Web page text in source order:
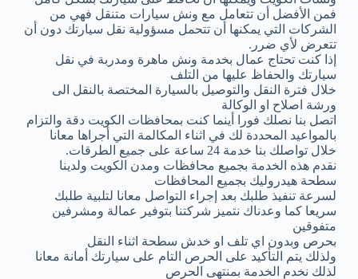
فمن الأفضل أن تتعامل مع ونش سيارات متنقل فهي من
الشركات التي يمكنها أن تتحمل مسؤولية نقل سيارتك دون أن
تتعرض لأي ضرر.
إذا كنت تحتاج عمال بخدمة ونش ماهرة ومدربة في نقل
سيارتك والحفاظ عليها من التلف
خلال فترة النقل والتوصيل بالسيارة المختصة بالنقل الى
ورشة اصلاح او الوكالة
اتصل بنا نصلك فورا أينما كنت بمحافظات الكويت دقة والتزام
بالمواعيد المحددة لك في اثناء المكالمة التي أجراها معانا
خلال تواصلك بنا خدمة 24 ساعة على جميع الطرقات.
نقدم هذه الخدمة بجميع محافظات ومدن الكويت ولدينا
سطحة هيدروليك بجميع المحافظات
لسرعة تنفيذ طلبك بعد إجراء التواصل معانا لتلبية طلبك
سريعا كما وعدناك نتميز شركتنا بتوفير عمالة ومشرفين
متفوقين
بحرص وبدون اي تلف او خدش سطحة اثناء النقل
ولذلك يتم التأكيد على الحرص التام على سيارتك أمانة معانا
لذلك نخدم الخدمة بمنتهى الحرص